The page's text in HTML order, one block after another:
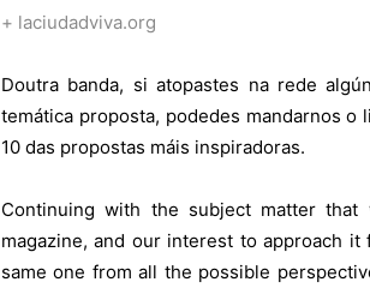
+ laciudadviva.org
Doutra banda, si atopastes na rede
temática proposta, podedes mandarnos o
10 das propostas máis inspiradoras.
Continuing with the subject matter
magazine, and our interest to approach
same one from all the possible